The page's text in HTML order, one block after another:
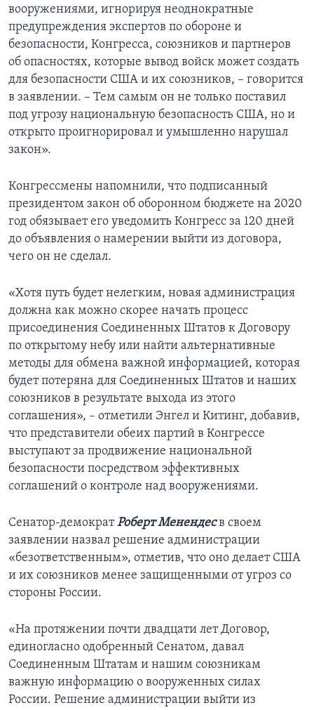
вооружениями, игнорируя неоднократные
предупреждения экспертов по обороне и
безопасности, Конгресса, союзников и партнеров
об опасностях, которые вывод войск может создать
для безопасности США и их союзников, – говорится
в заявлении. – Тем самым он не только поставил
под угрозу национальную безопасность США, но и
открыто проигнорировал и умышленно нарушал
закон».
Конгрессмены напомнили, что подписанный
президентом закон об оборонном бюджете на 2020
год обязывает его уведомить Конгресс за 120 дней
до объявления о намерении выйти из договора,
чего он не сделал.
«Хотя путь будет нелегким, новая администрация
должна как можно скорее начать процесс
присоединения Соединенных Штатов к Договору
по открытому небу или найти альтернативные
методы для обмена важной информацией, которая
будет потеряна для Соединенных Штатов и наших
союзников в результате выхода из этого
соглашения», – отметили Энгел и Китинг, добавив,
что представители обеих партий в Конгрессе
выступают за продвижение национальной
безопасности посредством эффективных
соглашений о контроле над вооружениями.
Сенатор-демократРоберт Менендесв своем
заявлении назвал решение администрации
«безответственным», отметив, что оно делает США
и их союзников менее защищенными от угроз со
стороны России.
«На протяжении почти двадцати лет Договор,
единогласно одобренный Сенатом, давал
Соединенным Штатам и нашим союзникам
важную информацию о вооруженных силах
России. Решение администрации выйти из